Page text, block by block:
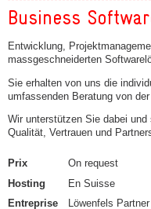
Business
Entwicklung,
massgeschneiderten
Sie erhalten von uns die
umfassenden Beratung von
Wir unterstützen Sie dabei
Qualität, Vertrauen und
Prix
On request
Hosting
En Suisse
Entreprise
Löwenfels